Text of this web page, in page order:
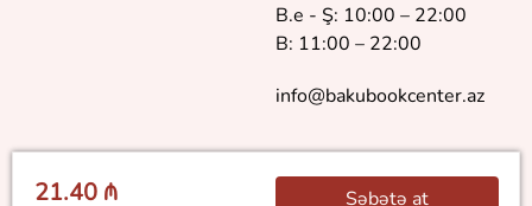
21.40 ₼ Səbətə at
B.e - Ş: 10:00 – 22:00
B: 11:00 – 22:00
info@bakubookcenter.az